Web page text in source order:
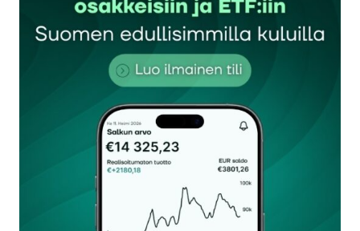
Sähköpostiosoitettasi ei julkaista.Pakolliset
kentät on merkitty*
Kommentti*
Nimesi tai nimimerkkisi